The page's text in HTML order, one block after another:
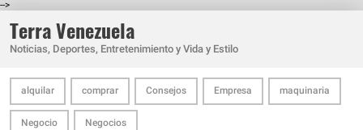
-->
Terra Venezuela
Noticias, Deportes, Entretenimiento y Vida y Estilo
alquilar comprar Consejos Empresa maquinaria
Negocio Negocios